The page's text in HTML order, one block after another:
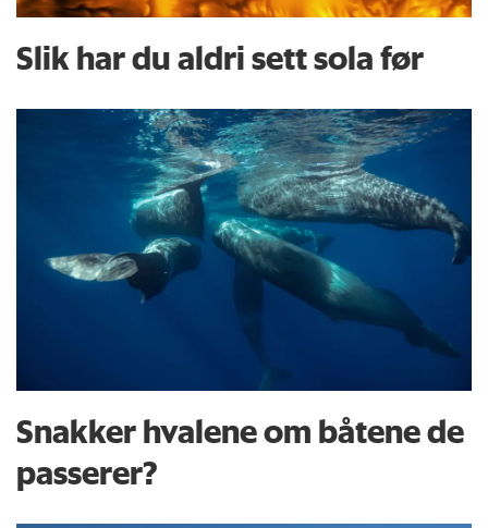
Slik har du aldri sett sola før
Snakker hvalene om båtene de
passerer?